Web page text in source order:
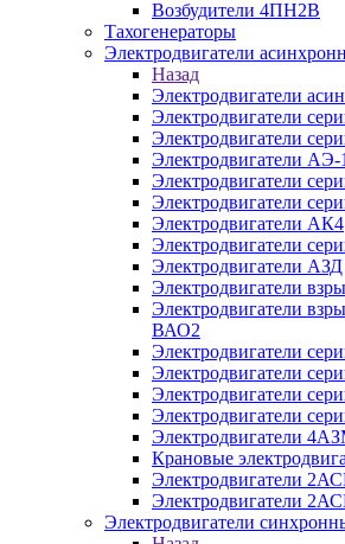
Возбудители 4ПН2В
Тахогенераторы
Электродвигатели
Назад
Электродвигатели
Электродвигатели
Электродвигатели
Электродвигатели АЭ-
Электродвигатели
Электродвигатели
Электродвигатели АК4
Электродвигатели
Электродвигатели АЗД
Электродвигатели
Электродвигатели
ВАО2
Электродвигатели
Электродвигатели
Электродвигатели
Электродвигатели
Электродвигатели
Крановые
Электродвигатели
Электродвигатели
Электродвигатели